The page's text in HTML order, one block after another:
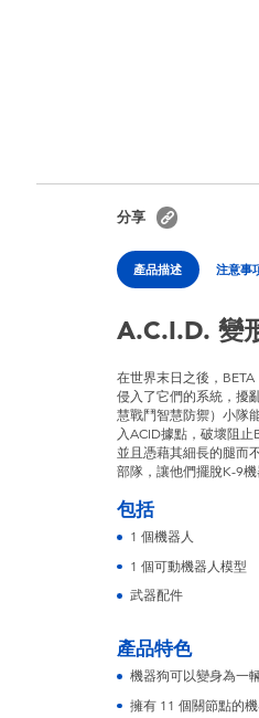
分享
產品描述 注意事
A.C.I.D. 變
在世界末日之後，
侵入了它們的系統，擾
慧戰鬥智慧防禦）小隊
入ACID據點，破壞阻
並且憑藉其細長的腿而
部隊，讓他們擺脫K-9機
包括
1 個機器人
1 個可動機器人模型
武器配件
產品特色
機器狗可以變身為一
擁有 11 個關節點的機